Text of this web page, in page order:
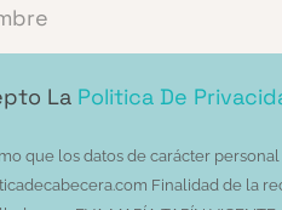
La Politica De
que los datos de carácter
Finalidad de la